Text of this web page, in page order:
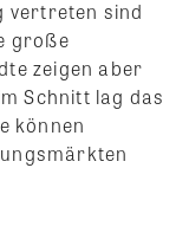
vertreten sind
große
zeigen aber
Schnitt lag das
können